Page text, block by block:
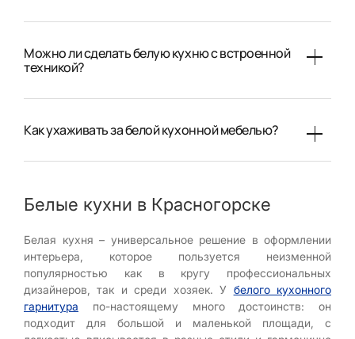
Можно ли сделать белую кухню с встроенной
техникой?
Как ухаживать за белой кухонной мебелью?
Белые кухни в Красногорске
Белая кухня – универсальное решение в оформлении
интерьера, которое пользуется неизменной
популярностью как в кругу профессиональных
дизайнеров, так и среди хозяек. У белого кухонного
гарнитура по-настоящему много достоинств: он
подходит для большой и маленькой площади, с